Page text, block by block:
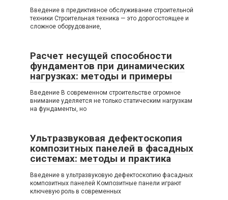
Введение в предиктивное обслуживание строительной
техники Строительная техника — это дорогостоящее и
сложное оборудование,
Расчет несущей способности
фундаментов при динамических
нагрузках: методы и примеры
Введение В современном строительстве огромное
внимание уделяется не только статическим нагрузкам
на фундаменты, но
Ультразвуковая дефектоскопия
композитных панелей в фасадных
системах: методы и практика
Введение в ультразвуковую дефектоскопию фасадных
композитных панелей Композитные панели играют
ключевую роль в современных